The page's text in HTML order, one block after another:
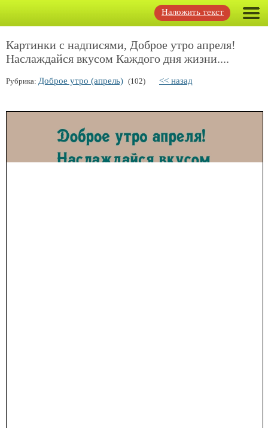
Наложить текст
Картинки с надписями, Доброе утро апреля!
Наслаждайся вкусом Каждого дня жизни....
Рубрика: Доброе утро (апрель) (102) << назад